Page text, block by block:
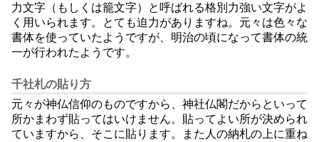
力文字（もしくは籠文字）と呼ばれる格別力強い文字がよ
く用いられます。とても迫力がありますね。元々は色々な
書体を使っていたようですが、明治の頃になって書体の統
一が行われたようです。
千社札の貼り方
元々が神仏信仰のものですから、神社仏閣だからといって
所かまわず貼ってはいけません。貼ってよい所が決められ
ていますから、そこに貼ります。また人の納札の上に重ね